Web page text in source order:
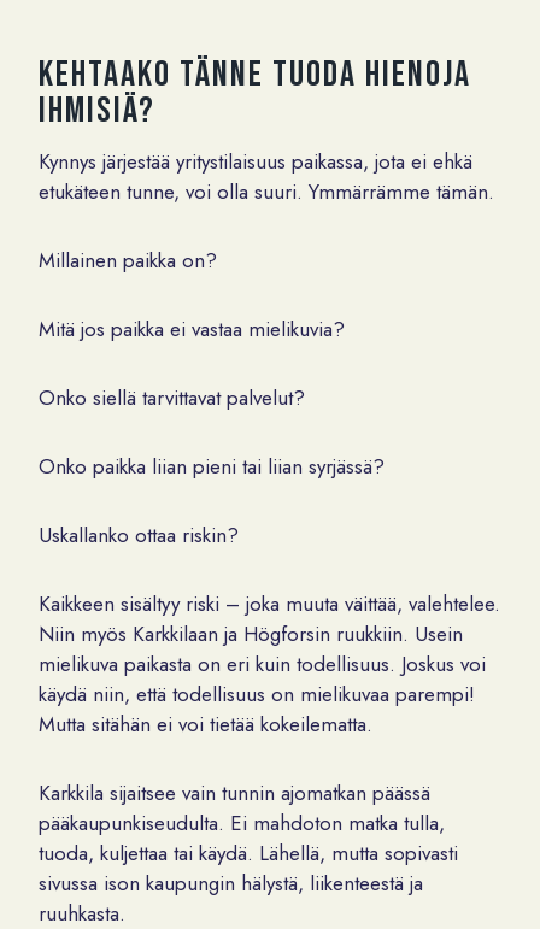
Kehtaako tänne tuoda hienoja
ihmisiä?
Kynnys järjestää yritystilaisuus paikassa, jota ei ehkä
etukäteen tunne, voi olla suuri. Ymmärrämme tämän.
Millainen paikka on?
Mitä jos paikka ei vastaa mielikuvia?
Onko siellä tarvittavat palvelut?
Onko paikka liian pieni tai liian syrjässä?
Uskallanko ottaa riskin?
Kaikkeen sisältyy riski – joka muuta väittää, valehtelee.
Niin myös Karkkilaan ja Högforsin ruukkiin. Usein
mielikuva paikasta on eri kuin todellisuus. Joskus voi
käydä niin, että todellisuus on mielikuvaa parempi!
Mutta sitähän ei voi tietää kokeilematta.
Karkkila sijaitsee vain tunnin ajomatkan päässä
pääkaupunkiseudulta. Ei mahdoton matka tulla,
tuoda, kuljettaa tai käydä. Lähellä, mutta sopivasti
sivussa ison kaupungin hälystä, liikenteestä ja
ruuhkasta.